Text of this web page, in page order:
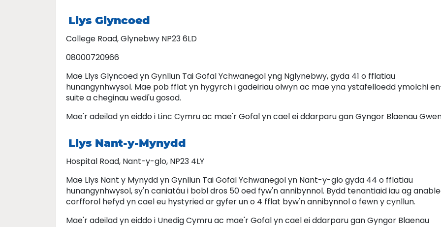
Llys Glyncoed
College Road, Glynebwy NP23 6LD
08000720966
Mae Llys Glyncoed yn Gynllun Tai Gofal Ychwanegol yng Nglynebwy, gyda 41 o fflatiau
hunangynhwysol. Mae pob fflat yn hygyrch i gadeiriau olwyn ac mae yna ystafelloedd ymolchi
suite a cheginau wedi'u gosod.
Mae'r adeilad yn eiddo i Linc Cymru ac mae'r Gofal yn cael ei ddarparu gan Gyngor Blaenau
Llys Nant-y-Mynydd
Hospital Road, Nant-y-glo, NP23 4LY
Mae Llys Nant y Mynydd yn Gynllun Tai Gofal Ychwanegol yn Nant-y-glo gyda 44 o fflatiau
hunangynhwysol, sy'n caniatáu i bobl dros 50 oed fyw'n annibynnol. Bydd tenantiaid iau ag
corfforol hefyd yn cael eu hystyried ar gyfer un o 4 fflat byw'n annibynnol o fewn y cynllun.
Mae'r adeilad yn eiddo i Unedig Cymru ac mae'r Gofal yn cael ei ddarparu gan Gyngor Blaenau